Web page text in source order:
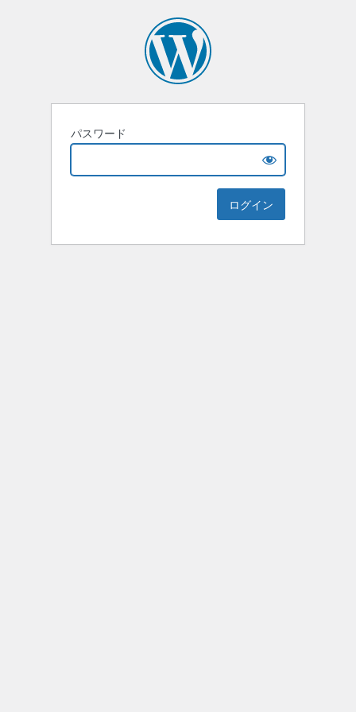
パスワード